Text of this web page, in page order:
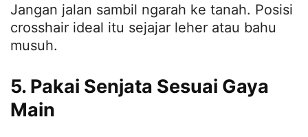
Jangan jalan sambil ngarah ke tanah. Posisi
crosshair ideal itu sejajar leher atau bahu
musuh.
5. Pakai Senjata Sesuai Gaya
Main